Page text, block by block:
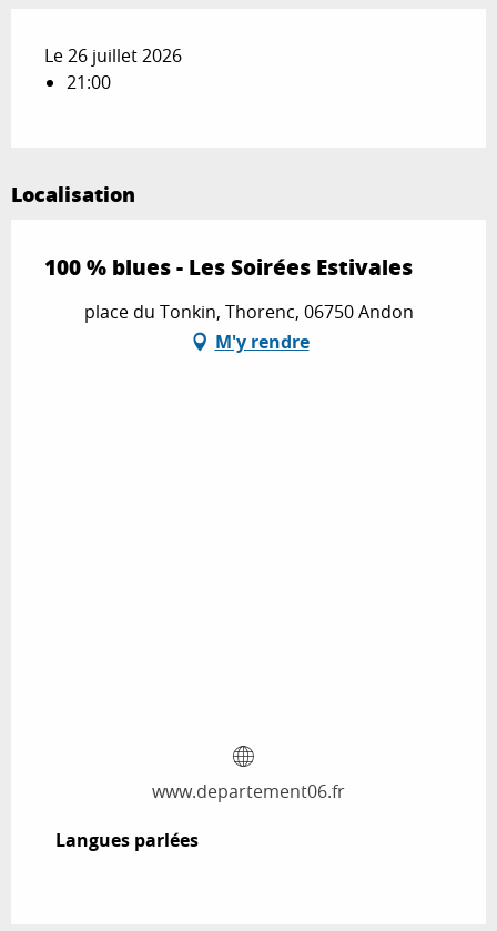
Le 26 juillet 2026
21:00
Localisation
100 % blues - Les Soirées Estivales
place du Tonkin, Thorenc, 06750 Andon
M'y rendre
www.departement06.fr
Langues parlées
Langues parlées